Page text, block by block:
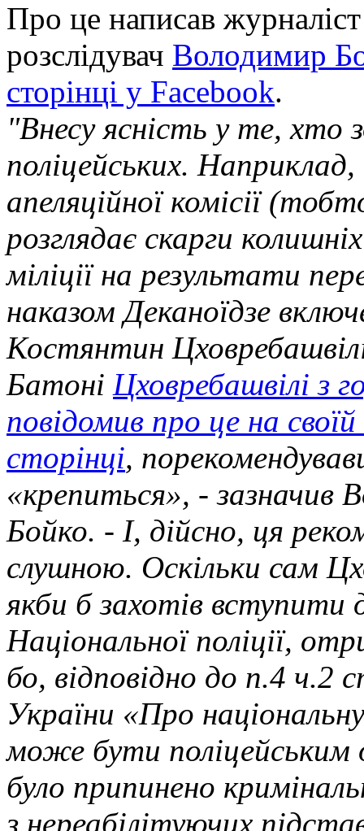
Про це написав
розслідувач Володимир
сторінці у Facebook.
"Внесу ясність у те, хто
поліцейських. Наприклад,
апеляційної комісії
розглядає скарги
міліції на результати
наказом Деканоїдзе
Костянтин
Батоні Цховребашвілі з
повідомив про це на
сторінці,
«крепиться», - зазначив
Бойко. - І, дійсно, ця
слушною. Оскільки сам
якби б захотів вступити
Національної поліції,
бо, відповідно до п.4 ч.2
України «Про
може бути поліцейським
було припинено
з нереабілітуючих